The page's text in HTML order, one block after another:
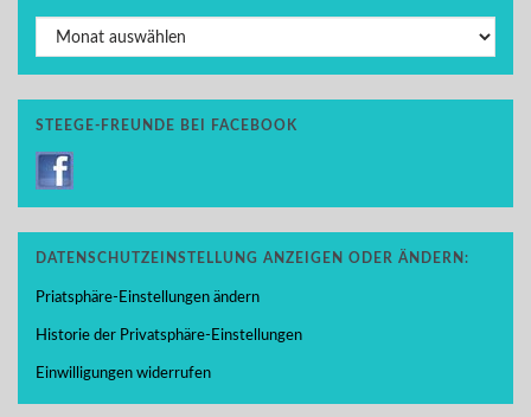
Archiv
STEEGE-FREUNDE BEI FACEBOOK
DATENSCHUTZEINSTELLUNG ANZEIGEN ODER ÄNDERN:
Priatsphäre-Einstellungen ändern
Historie der Privatsphäre-Einstellungen
Einwilligungen widerrufen